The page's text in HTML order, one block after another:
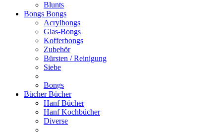
Blunts
Bongs Bongs
Acrylbongs
Glas-Bongs
Kofferbongs
Zubehör
Bürsten / Reinigung
Siebe
Bongs
BücherBücher
Hanf Bücher
Hanf Kochbücher
Diverse